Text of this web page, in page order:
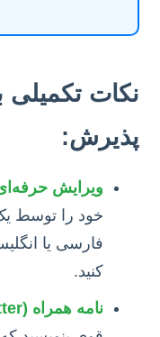
نکات
پذیرش:
ویرایش
خود را توسط
فارسی یا
کنید.
نامه همراه (Cover Letter):